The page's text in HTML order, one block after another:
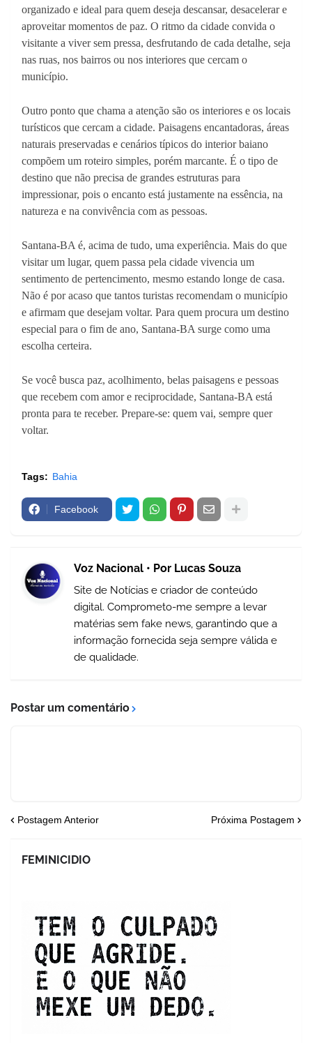
organizado e ideal para quem deseja descansar, desacelerar e
aproveitar momentos de paz. O ritmo da cidade convida o
visitante a viver sem pressa, desfrutando de cada detalhe, seja
nas ruas, nos bairros ou nos interiores que cercam o
município.
Outro ponto que chama a atenção são os interiores e os locais
turísticos que cercam a cidade. Paisagens encantadoras, áreas
naturais preservadas e cenários típicos do interior baiano
compõem um roteiro simples, porém marcante. É o tipo de
destino que não precisa de grandes estruturas para
impressionar, pois o encanto está justamente na essência, na
natureza e na convivência com as pessoas.
Santana-BA é, acima de tudo, uma experiência. Mais do que
visitar um lugar, quem passa pela cidade vivencia um
sentimento de pertencimento, mesmo estando longe de casa.
Não é por acaso que tantos turistas recomendam o município
e afirmam que desejam voltar. Para quem procura um destino
especial para o fim de ano, Santana-BA surge como uma
escolha certeira.
Se você busca paz, acolhimento, belas paisagens e pessoas
que recebem com amor e reciprocidade, Santana-BA está
pronta para te receber. Prepare-se: quem vai, sempre quer
voltar.
Tags: Bahia
Facebook
Voz Nacional • Por Lucas Souza
Site de Notícias e criador de conteúdo
digital. Comprometo-me sempre a levar
matérias sem fake news, garantindo que a
informação fornecida seja sempre válida e
de qualidade.
Postar um comentário
Postagem Anterior Próxima Postagem
FEMINICIDIO